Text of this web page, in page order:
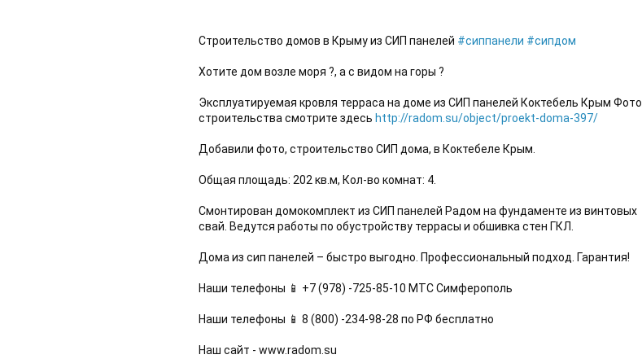
Строительство домов в Крыму из СИП панелей #сиппанели #сипдом
Хотите дом возле моря ?, а с видом на горы ?
Эксплуатируемая кровля терраса на доме из СИП панелей Коктебель Крым Фото
строительства смотрите здесь http://radom.su/object/proekt-doma-397/
Добавили фото, строительство СИП дома, в Коктебеле Крым.
Общая площадь: 202 кв.м, Кол-во комнат: 4.
Смонтирован домокомплект из СИП панелей Радом на фундаменте из винтовых
свай. Ведутся работы по обустройству террасы и обшивка стен ГКЛ.
Дома из сип панелей – быстро выгодно. Профессиональный подход. Гарантия!
Наши телефоны 📱 +7 (978) -725-85-10 МТС Симферополь
Наши телефоны 📱 8 (800) -234-98-28 по РФ бесплатно
Наш сайт - www.radom.su